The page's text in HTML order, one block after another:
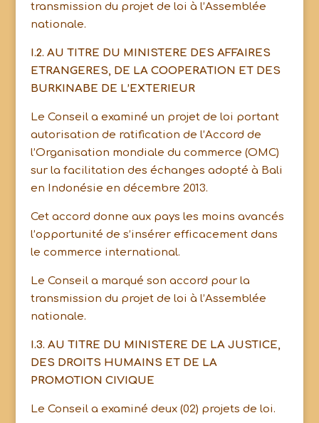
transmission du projet de loi à l’Assemblée
nationale.
I.2. AU TITRE DU MINISTERE DES AFFAIRES
ETRANGERES, DE LA COOPERATION ET DES
BURKINABE DE L’EXTERIEUR
Le Conseil a examiné un projet de loi portant
autorisation de ratification de l’Accord de
l’Organisation mondiale du commerce (OMC)
sur la facilitation des échanges adopté à Bali
en Indonésie en décembre 2013.
Cet accord donne aux pays les moins avancés
l’opportunité de s’insérer efficacement dans
le commerce international.
Le Conseil a marqué son accord pour la
transmission du projet de loi à l’Assemblée
nationale.
I.3. AU TITRE DU MINISTERE DE LA JUSTICE,
DES DROITS HUMAINS ET DE LA
PROMOTION CIVIQUE
Le Conseil a examiné deux (02) projets de loi.